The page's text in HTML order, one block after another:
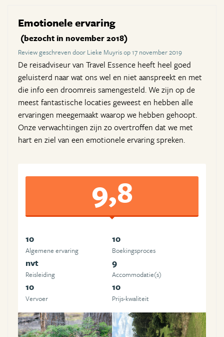
Emotionele ervaring
(bezocht in november 2018)
Review geschreven door Lieke Muyris op 17 november 2019
De reisadviseur van Travel Essence heeft heel goed
geluisterd naar wat ons wel en niet aanspreekt en met
die info een droomreis samengesteld. We zijn op de
meest fantastische locaties geweest en hebben alle
ervaringen meegemaakt waarop we hebben gehoopt.
Onze verwachtingen zijn zo overtroffen dat we met
hart en ziel van een emotionele ervaring spreken.
9,8
10
Algemene ervaring
10
Boekingsproces
nvt
Reisleiding
9
Accommodatie(s)
10
Vervoer
10
Prijs-kwaliteit